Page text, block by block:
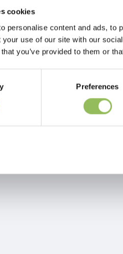
cookies
personalise content and ads, to
your use of our site with our
you’ve provided to them or
Preferences
e da esterno. Contiene cera d'api e